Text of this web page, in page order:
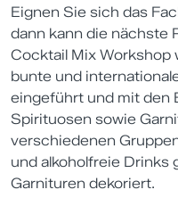
Eignen Sie sich das
dann kann die nächste
Cocktail Mix Workshop
bunte und
eingeführt und mit den
Spirituosen sowie
verschiedenen
und alkoholfreie Drinks
Garnituren dekoriert.